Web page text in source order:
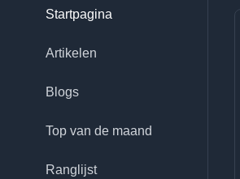
Startpagina
Artikelen
Blogs
Top van de maand
Ranglijst